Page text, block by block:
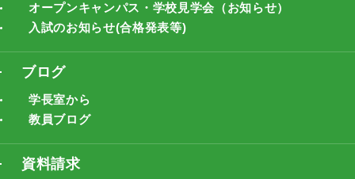
オープンキャンパス・学校見学会（お知らせ）
入試のお知らせ(合格発表等)
ブログ
学長室から
教員ブログ
資料請求